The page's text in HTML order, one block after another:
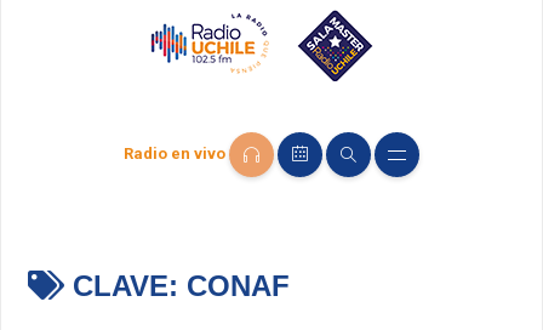
Radio en vivo
CLAVE: CONAF